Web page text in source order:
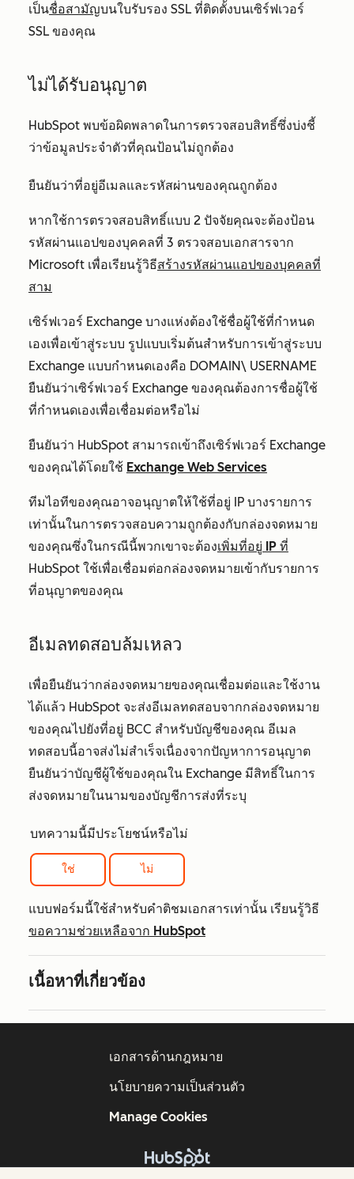
เป็นชื่อสามัญบนใบรับรอง SSL ที่ติดตั้งบนเซิร์ฟเวอร์
SSL ของคุณ
ไม่ได้รับอนุญาต
HubSpot พบข้อผิดพลาดในการตรวจสอบสิทธิ์ซึ่งบ่งชี้
ว่าข้อมูลประจำตัวที่คุณป้อนไม่ถูกต้อง
ยืนยันว่าที่อยู่อีเมลและรหัสผ่านของคุณถูกต้อง
หากใช้การตรวจสอบสิทธิ์แบบ 2 ปัจจัยคุณจะต้องป้อน
รหัสผ่านแอปของบุคคลที่ 3 ตรวจสอบเอกสารจาก
Microsoft เพื่อเรียนรู้วิธีสร้างรหัสผ่านแอปของบุคคลที่
สาม
เซิร์ฟเวอร์ Exchange บางแห่งต้องใช้ชื่อผู้ใช้ที่กำหนด
เองเพื่อเข้าสู่ระบบ รูปแบบเริ่มต้นสำหรับการเข้าสู่ระบบ
Exchange แบบกำหนดเองคือ DOMAIN\ USERNAME
ยืนยันว่าเซิร์ฟเวอร์ Exchange ของคุณต้องการชื่อผู้ใช้
ที่กำหนดเองเพื่อเชื่อมต่อหรือไม่
ยืนยันว่า HubSpot สามารถเข้าถึงเซิร์ฟเวอร์ Exchange
ของคุณได้โดยใช้ Exchange Web Services
ทีมไอทีของคุณอาจอนุญาตให้ใช้ที่อยู่ IP บางรายการ
เท่านั้นในการตรวจสอบความถูกต้องกับกล่องจดหมาย
ของคุณซึ่งในกรณีนี้พวกเขาจะต้องเพิ่มที่อยู่ IP ที่
HubSpot ใช้เพื่อเชื่อมต่อกล่องจดหมายเข้ากับรายการ
ที่อนุญาตของคุณ
อีเมลทดสอบล้มเหลว
เพื่อยืนยันว่ากล่องจดหมายของคุณเชื่อมต่อและใช้งาน
ได้แล้ว HubSpot จะส่งอีเมลทดสอบจากกล่องจดหมาย
ของคุณไปยังที่อยู่ BCC สำหรับบัญชีของคุณ อีเมล
ทดสอบนี้อาจส่งไม่สำเร็จเนื่องจากปัญหาการอนุญาต
ยืนยันว่าบัญชีผู้ใช้ของคุณใน Exchange มีสิทธิ์ในการ
ส่งจดหมายในนามของบัญชีการส่งที่ระบุ
บทความนี้มีประโยชน์หรือไม่
ใช่ ไม่
แบบฟอร์มนี้ใช้สำหรับคำติชมเอกสารเท่านั้น เรียนรู้วิธี
ขอความช่วยเหลือจาก HubSpot
เนื้อหาที่เกี่ยวข้อง
เอกสารด้านกฎหมาย
นโยบายความเป็นส่วนตัว
Manage Cookies